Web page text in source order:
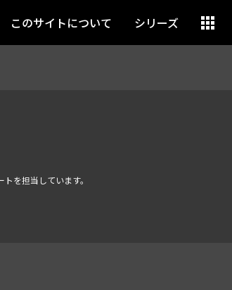
このサイトについて シリーズ
を担当しています。